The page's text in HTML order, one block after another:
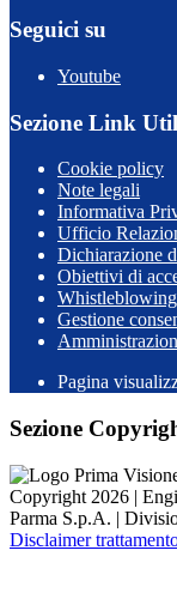
Seguici su
Youtube
Sezione Link
Cookie policy
Note legali
Informativa
Ufficio
Dichiarazione
Obiettivi di
Whistleblowing
Gestione
Pagina
Sezione
Copyright 2026 |
Parma S.p.A. |
Disclaimer